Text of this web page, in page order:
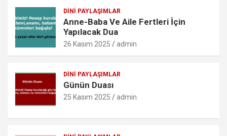
DINI PAYLAŞIMLAR
Anne-Baba Ve Aile Fertleri İçin
Yapılacak Dua
26 Kasım 2025 admin
DINI PAYLAŞIMLAR
Günün Duası
25 Kasım 2025 admin